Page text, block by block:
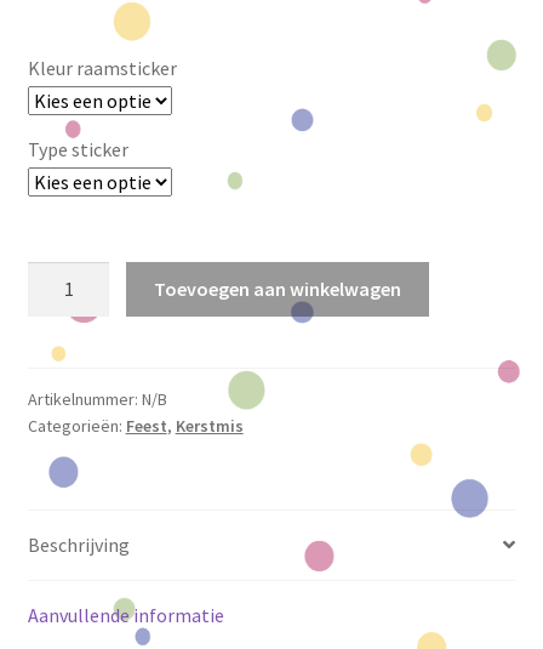
Kleur raamsticker
Type sticker
Toevoegen aan winkelwagen
Artikelnummer: N/B
Categorieën: Feest, Kerstmis
Beschrijving
Aanvullende informatie